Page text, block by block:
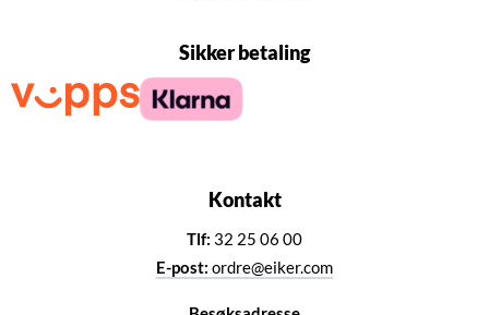
Sikker betaling
Kontakt
Tlf: 32 25 06 00
E-post: ordre@eiker.com